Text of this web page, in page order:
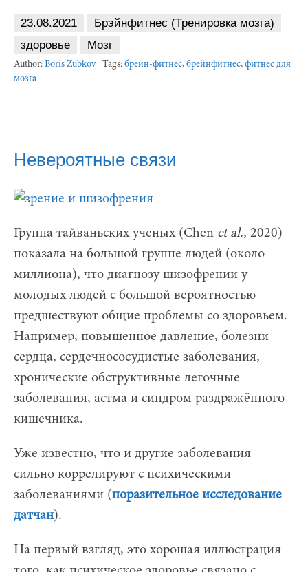
23.08.2021
Брэйнфитнес (Тренировка мозга)
здоровье
Мозг
Author: Boris Zubkov Tags: брейн-фитнес, брейнфитнес, фитнес для
мозга
Невероятные связи
Группа тайваньских ученых (Chen et al., 2020)
показала на большой группе людей (около
миллиона), что диагнозу шизофрении у
молодых людей с большой вероятностью
предшествуют общие проблемы со здоровьем.
Например, повышенное давление, болезни
сердца, сердечнососудистые заболевания,
хронические обструктивные легочные
заболевания, астма и синдром раздражённого
кишечника.
Уже известно, что и другие заболевания
сильно коррелируют с психическими
заболеваниями (поразительное исследование
датчан).
На первый взгляд, это хорошая иллюстрация